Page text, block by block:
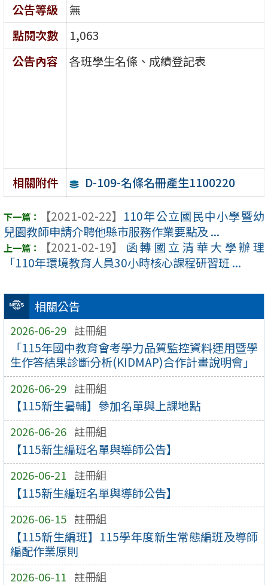
相關公告
2026-06-29 註冊組
「115年國中教育會考學力品質監控資料運用暨學
生作答結果診斷分析(KIDMAP)合作計畫說明會」
2026-06-29 註冊組
【115新生暑輔】參加名單與上課地點
2026-06-26 註冊組
【115新生編班名單與導師公告】
2026-06-21 註冊組
【115新生編班名單與導師公告】
2026-06-15 註冊組
【115新生編班】115學年度新生常態編班及導師
編配作業原則
2026-06-11 註冊組
公告等級
無
點閱次數
1,063
公告內容
各班學生名條、成績登記表
相關附件 D-109-名條名冊產生1100220
【2021-02-22】 110年公立國民中小學暨幼
兒園教師申請介聘他縣市服務作業要點及 ...
【2021-02-19】
函轉國立清華大學辦理
「110年環境教育人員30小時核心課程研習班 ...